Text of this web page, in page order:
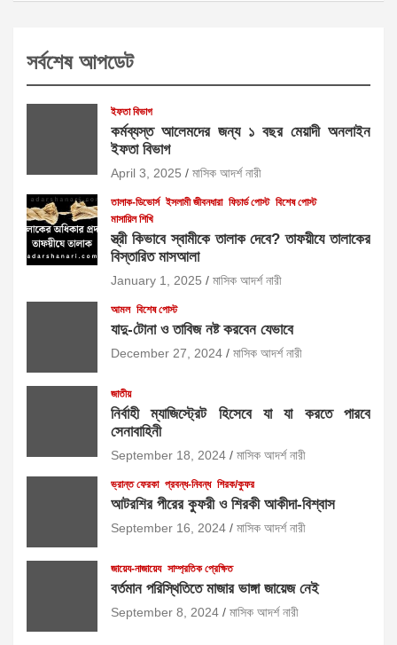
সর্বশেষ আপডেট
ইফতা বিভাগ
কর্মব্যস্ত আলেমদের জন্য ১ বছর মেয়াদী অনলাইন
ইফতা বিভাগ
April 3, 2025 মাসিক আদর্শ নারী
তালাক-ডিভোর্স ইসলামী জীবনধারা ফিচার্ড পোস্ট বিশেষ পোস্ট
মাসায়িল শিখি
স্ত্রী কিভাবে স্বামীকে তালাক দেবে? তাফয়ীযে তালাকের
বিস্তারিত মাসআলা
January 1, 2025 মাসিক আদর্শ নারী
আমল বিশেষ পোস্ট
যাদু-টোনা ও তাবিজ নষ্ট করবেন যেভাবে
December 27, 2024 মাসিক আদর্শ নারী
জাতীয়
নির্বাহী ম্যাজিস্ট্রেট হিসেবে যা যা করতে পারবে
সেনাবাহিনী
September 18, 2024 মাসিক আদর্শ নারী
ভ্রান্ত ফেরকা প্রবন্ধ-নিবন্ধ শিরক/কুফর
আটরশির পীরের কুফরী ও শিরকী আকীদা-বিশ্বাস
September 16, 2024 মাসিক আদর্শ নারী
জায়েয-নাজায়েয সাম্প্রতিক প্রেক্ষিত
বর্তমান পরিস্থিতিতে মাজার ভাঙ্গা জায়েজ নেই
September 8, 2024 মাসিক আদর্শ নারী